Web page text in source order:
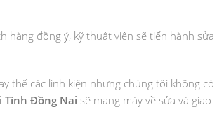
hàng đồng ý, kỹ thuật viên sẽ tiến hành sửa
thế các linh kiện nhưng chúng tôi không có
Tính Đồng Nai sẽ mang máy về sửa và giao